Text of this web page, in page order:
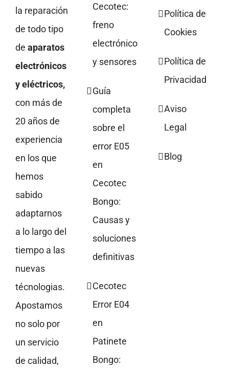
la reparación
de todo tipo
de aparatos
electrónicos
y eléctricos,
con más de
20 años de
experiencia
en los que
hemos
sabido
adaptarnos
a lo largo del
tiempo a las
nuevas
técnologias.
Apostamos
no solo por
un servicio
de calidad,
Cecotec:
freno
electrónico
y sensores
Guía
completa
sobre el
error E05
en
Cecotec
Bongo:
Causas y
soluciones
definitivas
Cecotec
Error E04
en
Patinete
Bongo:
Política de
Cookies
Política de
Privacidad
Aviso
Legal
Blog